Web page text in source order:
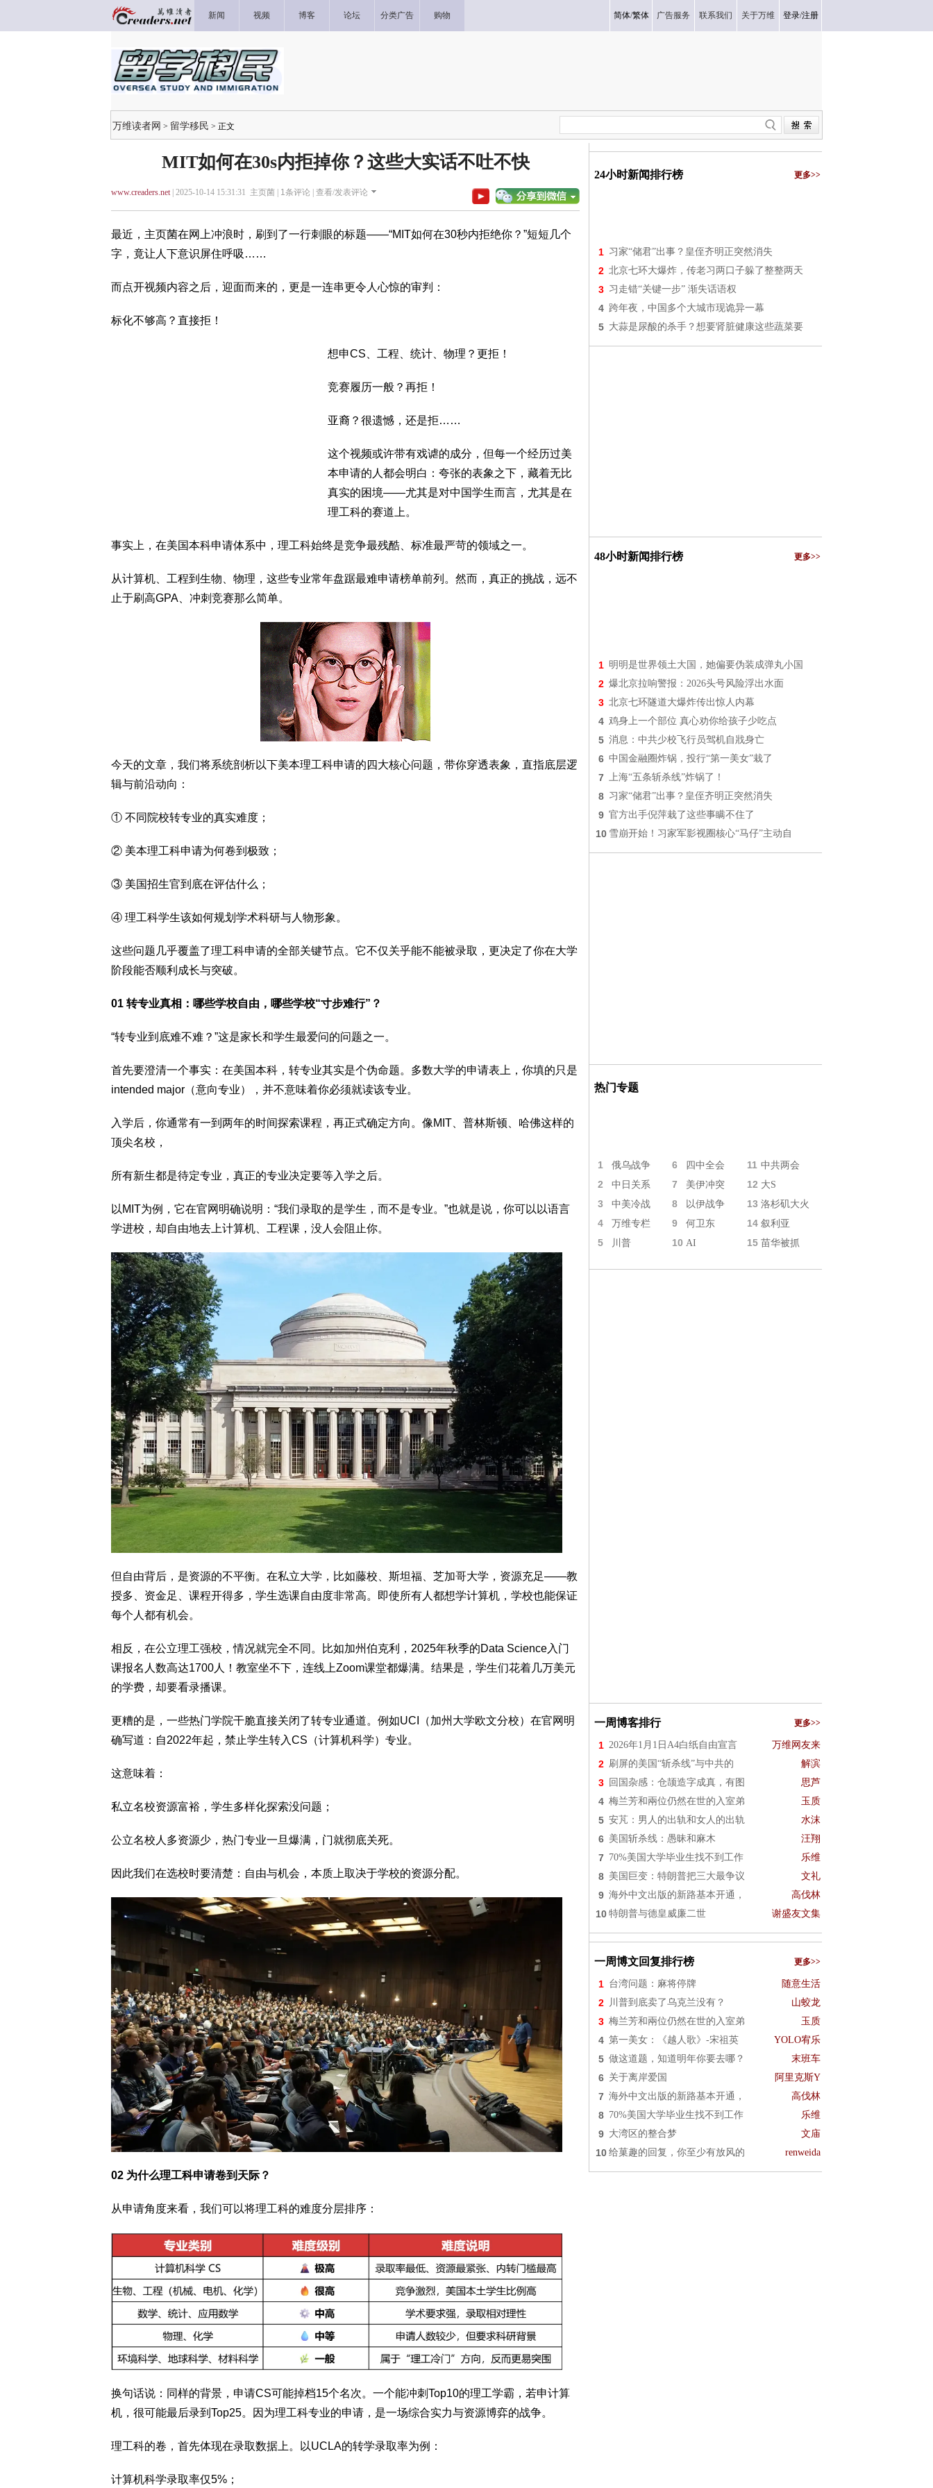
新闻 视频 博客 论坛 分类广告 购物 简体/繁体 广告服务 联系我们 关于万维 登录/注册
万维读者网 > 留学移民 > 正文
MIT如何在30s内拒掉你？这些大实话不吐不快
www.creaders.net| 2025-10-14 15:31:31 主页菌 | 1条评论 | 查看/发表评论
最近，主页菌在网上冲浪时，刷到了一行刺眼的标题——“MIT如何在30秒内拒绝你？”短短几个
字，竟让人下意识屏住呼吸……
而点开视频内容之后，迎面而来的，更是一连串更令人心惊的审判：
标化不够高？直接拒！
想申CS、工程、统计、物理？更拒！
竞赛履历一般？再拒！
亚裔？很遗憾，还是拒……
这个视频或许带有戏谑的成分，但每一个经历过美
本申请的人都会明白：夸张的表象之下，藏着无比
真实的困境——尤其是对中国学生而言，尤其是在
理工科的赛道上。
事实上，在美国本科申请体系中，理工科始终是竞争最残酷、标准最严苛的领域之一。
从计算机、工程到生物、物理，这些专业常年盘踞最难申请榜单前列。然而，真正的挑战，远不
止于刷高GPA、冲刺竞赛那么简单。
今天的文章，我们将系统剖析以下美本理工科申请的四大核心问题，带你穿透表象，直指底层逻
辑与前沿动向：
① 不同院校转专业的真实难度；
② 美本理工科申请为何卷到极致；
③ 美国招生官到底在评估什么；
④ 理工科学生该如何规划学术科研与人物形象。
这些问题几乎覆盖了理工科申请的全部关键节点。它不仅关乎能不能被录取，更决定了你在大学
阶段能否顺利成长与突破。
01 转专业真相：哪些学校自由，哪些学校“寸步难行”？
“转专业到底难不难？”这是家长和学生最爱问的问题之一。
首先要澄清一个事实：在美国本科，转专业其实是个伪命题。多数大学的申请表上，你填的只是
intended major（意向专业），并不意味着你必须就读该专业。
入学后，你通常有一到两年的时间探索课程，再正式确定方向。像MIT、普林斯顿、哈佛这样的
顶尖名校，
所有新生都是待定专业，真正的专业决定要等入学之后。
以MIT为例，它在官网明确说明：“我们录取的是学生，而不是专业。”也就是说，你可以以语言
学进校，却自由地去上计算机、工程课，没人会阻止你。
但自由背后，是资源的不平衡。在私立大学，比如藤校、斯坦福、芝加哥大学，资源充足——教
授多、资金足、课程开得多，学生选课自由度非常高。即使所有人都想学计算机，学校也能保证
每个人都有机会。
相反，在公立理工强校，情况就完全不同。比如加州伯克利，2025年秋季的Data Science入门
课报名人数高达1700人！教室坐不下，连线上Zoom课堂都爆满。结果是，学生们花着几万美元
的学费，却要看录播课。
更糟的是，一些热门学院干脆直接关闭了转专业通道。例如UCI（加州大学欧文分校）在官网明
确写道：自2022年起，禁止学生转入CS（计算机科学）专业。
这意味着：
私立名校资源富裕，学生多样化探索没问题；
公立名校人多资源少，热门专业一旦爆满，门就彻底关死。
因此我们在选校时要清楚：自由与机会，本质上取决于学校的资源分配。
02 为什么理工科申请卷到天际？
从申请角度来看，我们可以将理工科的难度分层排序：
换句话说：同样的背景，申请CS可能掉档15个名次。一个能冲刺Top10的理工学霸，若申计算
机，很可能最后录到Top25。因为理工科专业的申请，是一场综合实力与资源博弈的战争。
理工科的卷，首先体现在录取数据上。以UCLA的转学录取率为例：
计算机科学录取率仅5%；
24小时新闻排行榜 更多>>
1 习家“储君”出事？皇侄齐明正突然消失
2 北京七环大爆炸，传老习两口子躲了整整两天
3 习走错“关键一步” 渐失话语权
4 跨年夜，中国多个大城市现诡异一幕
5 大蒜是尿酸的杀手？想要肾脏健康这些蔬菜要
48小时新闻排行榜 更多>>
1 明明是世界领土大国，她偏要伪装成弹丸小国
2 爆北京拉响警报：2026头号风险浮出水面
3 北京七环隧道大爆炸传出惊人内幕
4 鸡身上一个部位 真心劝你给孩子少吃点
5 消息：中共少校飞行员驾机自戕身亡
6 中国金融圈炸锅，投行“第一美女”栽了
7 上海“五条斩杀线”炸锅了！
8 习家“储君”出事？皇侄齐明正突然消失
9 官方出手倪萍栽了这些事瞒不住了
10 雪崩开始！习家军影视圈核心“马仔”主动自
热门专题
1 俄乌战争 6 四中全会 11 中共两会
2 中日关系 7 美伊冲突 12 大S
3 中美冷战 8 以伊战争 13 洛杉矶大火
4 万维专栏 9 何卫东 14 叙利亚
5 川普 10 AI 15 苗华被抓
一周博客排行 更多>>
1 2026年1月1日A4白纸自由宣言 万维网友来
2 刷屏的美国“斩杀线”与中共的 解滨
3 回国杂感：仓颉造字成真，有图 思芦
4 梅兰芳和兩位仍然在世的入室弟 玉质
5 安芃：男人的出轨和女人的出轨 水沫
6 美国斩杀线：愚昧和麻木 汪翔
7 70%美国大学毕业生找不到工作 乐维
8 美国巨变：特朗普把三大最争议 文礼
9 海外中文出版的新路基本开通， 高伐林
10 特朗普与德皇威廉二世 谢盛友文集
一周博文回复排行榜 更多>>
1 台湾问题：麻将停牌 随意生活
2 川普到底卖了乌克兰没有？ 山蛟龙
3 梅兰芳和兩位仍然在世的入室弟 玉质
4 第一美女：《越人歌》-宋祖英 YOLO宥乐
5 做这道题，知道明年你要去哪？ 末班车
6 关于离岸爱国 阿里克斯Y
7 海外中文出版的新路基本开通， 高伐林
8 70%美国大学毕业生找不到工作 乐维
9 大湾区的整合梦 文庙
10 给菓趣的回复，你至少有放风的 renweida